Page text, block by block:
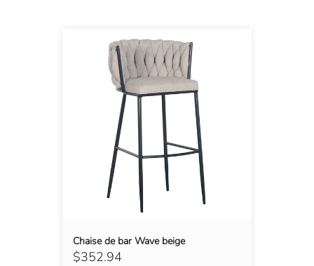
$352.94
Chaise de bar Wave beige